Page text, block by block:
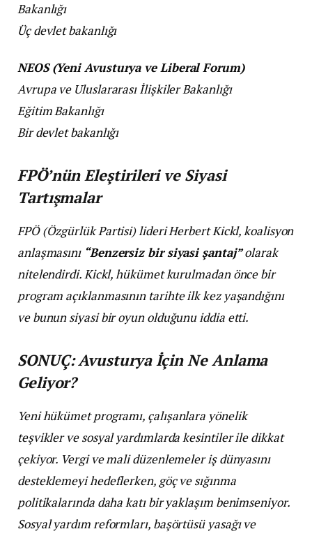
Bakanlığı
Üç devlet bakanlığı
NEOS (Yeni Avusturya ve Liberal Forum)
Avrupa ve Uluslararası İlişkiler Bakanlığı
Eğitim Bakanlığı
Bir devlet bakanlığı
FPÖ’nün Eleştirileri ve Siyasi
Tartışmalar
FPÖ (Özgürlük Partisi) lideri Herbert Kickl, koalisyon
anlaşmasını “Benzersiz bir siyasi şantaj”olarak
nitelendirdi. Kickl, hükümet kurulmadan önce bir
program açıklanmasının tarihte ilk kez yaşandığını
ve bunun siyasi bir oyun olduğunu iddia etti.
SONUÇ: Avusturya İçin Ne Anlama
Geliyor?
Yeni hükümet programı, çalışanlara yönelik
teşvikler ve sosyal yardımlarda kesintiler ile dikkat
çekiyor. Vergi ve mali düzenlemeler iş dünyasını
desteklemeyi hedeflerken, göç ve sığınma
politikalarında daha katı bir yaklaşım benimseniyor.
Sosyal yardım reformları, başörtüsü yasağı ve